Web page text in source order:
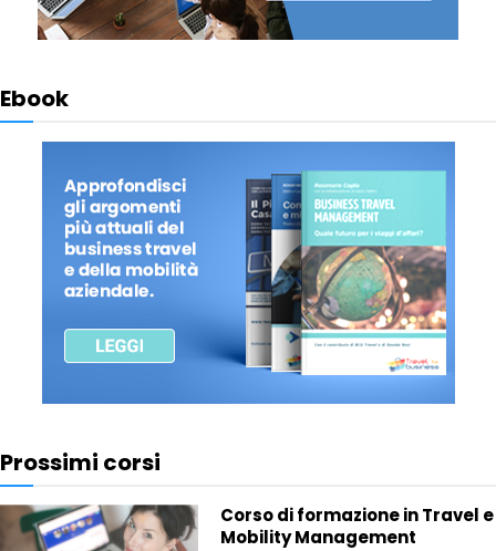
Ebook
Prossimi corsi
Corso di formazione in Travel e
Mobility Management